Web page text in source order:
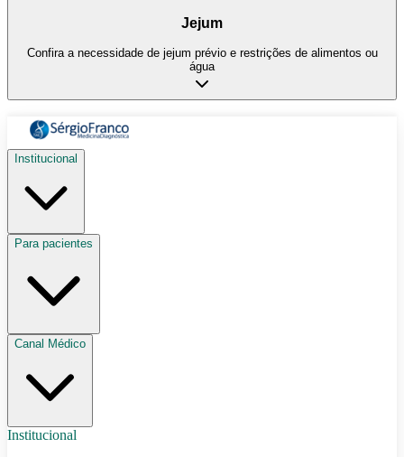
Jejum
Confira a necessidade de jejum prévio e restrições de alimentos ou
água
Institucional
Para pacientes
Canal Médico
Institucional